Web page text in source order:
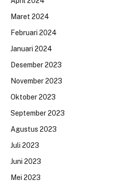
Maret 2024
Februari 2024
Januari 2024
Desember 2023
November 2023
Oktober 2023
September 2023
Agustus 2023
Juli 2023
Juni 2023
Mei 2023